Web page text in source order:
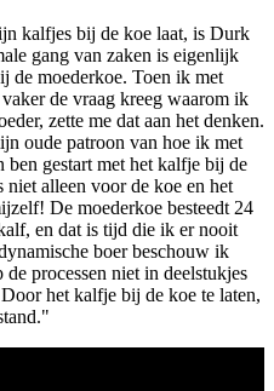
kalfjes bij de koe laat, is Durk
gang van zaken is eigenlijk
de moederkoe. Toen ik met
de vraag kreeg waarom ik
zette me dat aan het denken.
oude patroon van hoe ik met
gestart met het kalfje bij de
alleen voor de koe en het
De moederkoe besteedt 24
en dat is tijd die ik er nooit
boer beschouw ik
processen niet in deelstukjes
het kalfje bij de koe te laten,